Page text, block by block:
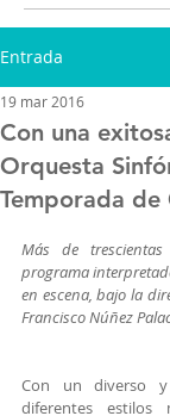
Entrada
Con una
Orquesta
Temporada
19 mar 2016
Más de
programa
en escena, bajo la
Francisco Núñez
Con un diverso
diferentes estilos